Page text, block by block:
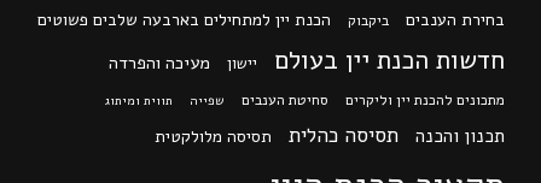
בחירת הענבים ביקבוק הכנת יין למתחילים בארבעה שלבים פשוטים
חדשות הכנת יין בעולם יישון מעיכה והפרדה
מתכונים להכנת יין וליקרים סחיטת הענבים שפייה תווית ומיתוג
תכנון והכנה תסיסה כהלית תסיסה מלולקטית